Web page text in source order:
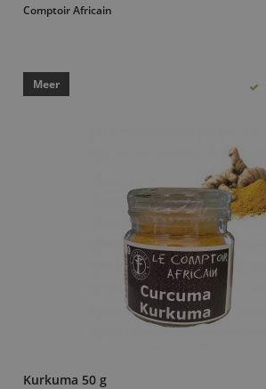
Comptoir Africain
Meer
Kurkuma 50 g